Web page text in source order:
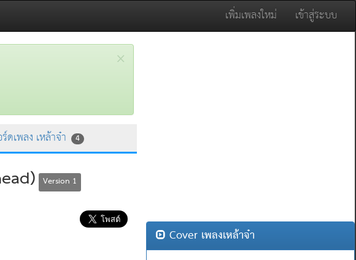
เพิ่มเพลงใหม่ เข้าสู่ระบบ
×
ดเพลง เหล้าจ๋า 4
Version 1
Cover เพลงเหล้าจ๋า